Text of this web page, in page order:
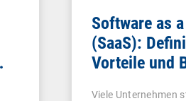
Software as
(SaaS):
Vorteile und
Viele Unternehmen